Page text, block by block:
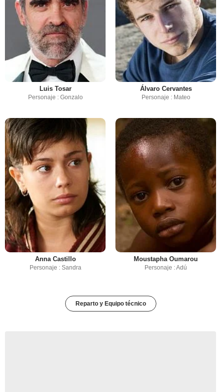
Luis Tosar
Personaje : Gonzalo
Álvaro Cervantes
Personaje : Mateo
Anna Castillo
Personaje : Sandra
Moustapha Oumarou
Personaje : Adú
Reparto y Equipo técnico